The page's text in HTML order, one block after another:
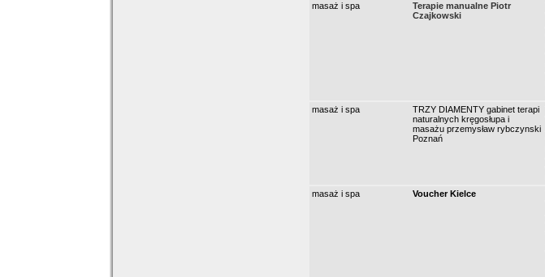
masaż i spa
Terapie manualne Piotr
Czajkowski
masaż i spa
TRZY DIAMENTY gabinet terapi
naturalnych kręgosłupa i
masażu przemysław rybczynski
Poznań
masaż i spa
Voucher Kielce